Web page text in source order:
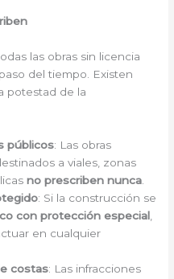
las obras sin licencia
del tiempo. Existen
potestad de la
públicos: Las obras
a viales, zonas
no prescriben nunca
: Si la construcción se
con protección especial
en cualquier
costas: Las infracciones